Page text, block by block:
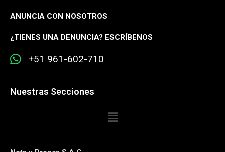
ANUNCIA CON NOSOTROS
¿TIENES UNA DENUNCIA? ESCRÍBENOS
+51 961-602-710
Nuestras Secciones